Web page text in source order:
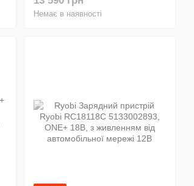
мин 15кг
Немає в наявності